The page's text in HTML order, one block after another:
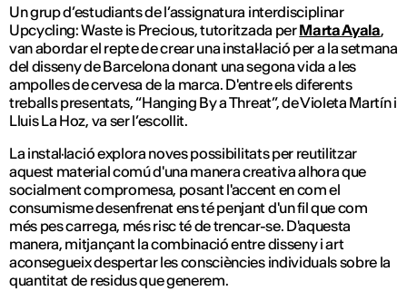
Un grup d’estudiants de l’assignatura interdisciplinar
Upcycling: Waste is Precious, tutoritzada perMarta Ayala,
van abordar el repte de crear una instal·lació per a la setmana
del disseny de Barcelona donant una segona vida a les
ampolles de cervesa de la marca. D'entre els diferents
treballs presentats, “Hanging By a Threat”, de Violeta Martín i
Lluis La Hoz, va ser l’escollit.
La instal·lació explora noves possibilitats per reutilitzar
aquest material comú d'una manera creativa alhora que
socialment compromesa, posant l'accent en com el
consumisme desenfrenat ens té penjant d'un fil que com
més pes carrega, més risc té de trencar-se. D'aquesta
manera, mitjançant la combinació entre disseny i art
aconsegueix despertar les consciències individuals sobre la
quantitat de residus que generem.